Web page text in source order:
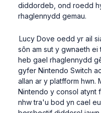
diddordeb, ond roedd
rhaglennydd gemau.
Lucy Dove oedd yr ail
sôn am sut y gwnaeth
heb gael rhaglennydd
gyfer Nintendo Switch
allan ar y platfform
Nintendo y consol atynt
nhw tra'u bod yn cael